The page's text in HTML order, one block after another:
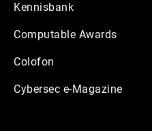
Kennisbank
Computable Awards
Colofon
Cybersec e-Magazine